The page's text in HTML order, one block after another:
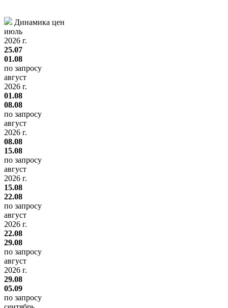
Динамика цен
июль
2026 г.
25.07
01.08
по запросу
август
2026 г.
01.08
08.08
по запросу
август
2026 г.
08.08
15.08
по запросу
август
2026 г.
15.08
22.08
по запросу
август
2026 г.
22.08
29.08
по запросу
август
2026 г.
29.08
05.09
по запросу